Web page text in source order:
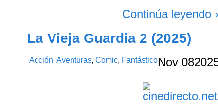
Continúa leyendo
La Vieja Guardia 2 (2025)
Acción,Aventuras,Comic, FantásticoNov 08